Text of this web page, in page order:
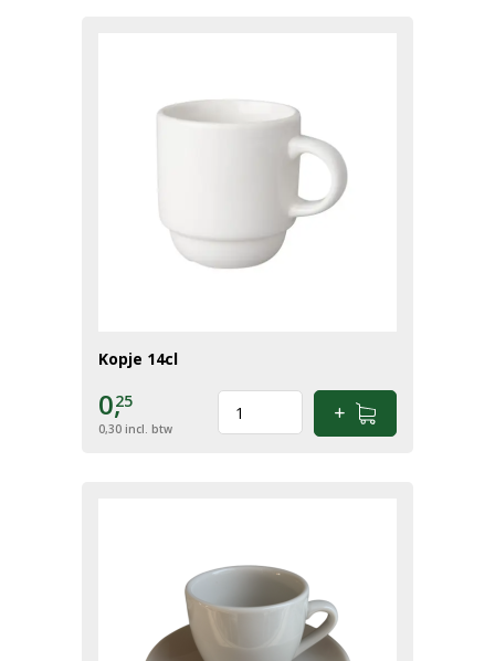
Kopje 14cl
0,25
0,30 incl. btw